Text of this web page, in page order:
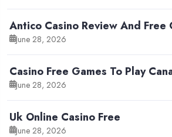
Antico Casino Review And
June 28, 2026
Casino Free Games To Play
June 28, 2026
Uk Online Casino Free
June 28, 2026